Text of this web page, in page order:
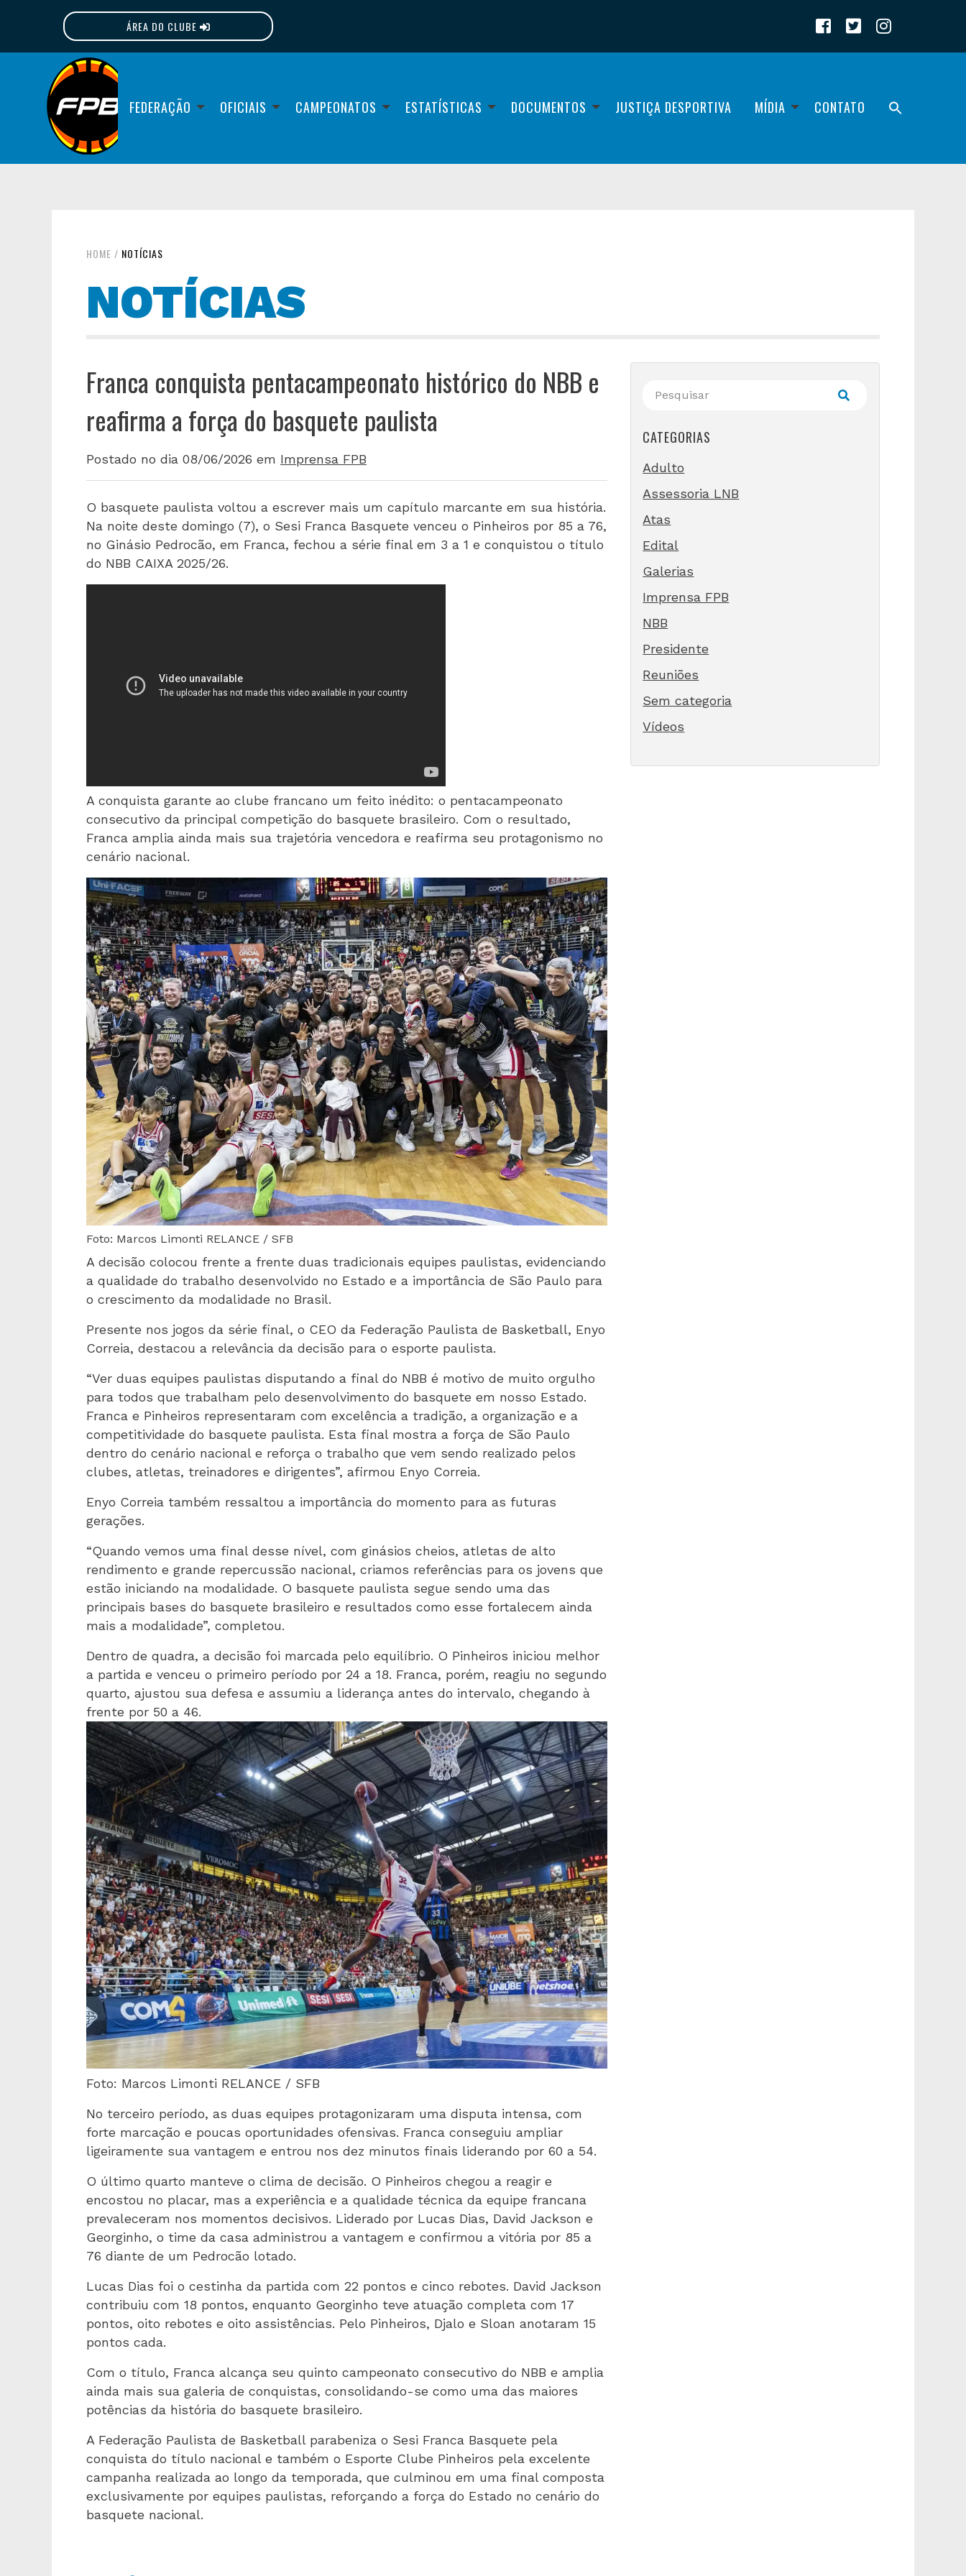
ÁREA DO CLUBE
FEDERAÇÃO OFICIAIS CAMPEONATOS ESTATÍSTICAS DOCUMENTOS JUSTIÇA DESPORTIVA MÍDIA CONTATO
HOME / NOTÍCIAS
NOTÍCIAS
Franca conquista pentacampeonato histórico do NBB e
reafirma a força do basquete paulista
Postado no dia 08/06/2026 em Imprensa FPB
O basquete paulista voltou a escrever mais um capítulo marcante em sua história.
Na noite deste domingo (7), o Sesi Franca Basquete venceu o Pinheiros por 85 a 76,
no Ginásio Pedrocão, em Franca, fechou a série final em 3 a 1 e conquistou o título
do NBB CAIXA 2025/26.
A conquista garante ao clube francano um feito inédito: o pentacampeonato
consecutivo da principal competição do basquete brasileiro. Com o resultado,
Franca amplia ainda mais sua trajetória vencedora e reafirma seu protagonismo no
cenário nacional.
Foto: Marcos Limonti RELANCE / SFB
A decisão colocou frente a frente duas tradicionais equipes paulistas, evidenciando
a qualidade do trabalho desenvolvido no Estado e a importância de São Paulo para
o crescimento da modalidade no Brasil.
Presente nos jogos da série final, o CEO da Federação Paulista de Basketball, Enyo
Correia, destacou a relevância da decisão para o esporte paulista.
“Ver duas equipes paulistas disputando a final do NBB é motivo de muito orgulho
para todos que trabalham pelo desenvolvimento do basquete em nosso Estado.
Franca e Pinheiros representaram com excelência a tradição, a organização e a
competitividade do basquete paulista. Esta final mostra a força de São Paulo
dentro do cenário nacional e reforça o trabalho que vem sendo realizado pelos
clubes, atletas, treinadores e dirigentes”, afirmou Enyo Correia.
Enyo Correia também ressaltou a importância do momento para as futuras
gerações.
“Quando vemos uma final desse nível, com ginásios cheios, atletas de alto
rendimento e grande repercussão nacional, criamos referências para os jovens que
estão iniciando na modalidade. O basquete paulista segue sendo uma das
principais bases do basquete brasileiro e resultados como esse fortalecem ainda
mais a modalidade”, completou.
Dentro de quadra, a decisão foi marcada pelo equilíbrio. O Pinheiros iniciou melhor
a partida e venceu o primeiro período por 24 a 18. Franca, porém, reagiu no segundo
quarto, ajustou sua defesa e assumiu a liderança antes do intervalo, chegando à
frente por 50 a 46.
Foto: Marcos Limonti RELANCE / SFB
No terceiro período, as duas equipes protagonizaram uma disputa intensa, com
forte marcação e poucas oportunidades ofensivas. Franca conseguiu ampliar
ligeiramente sua vantagem e entrou nos dez minutos finais liderando por 60 a 54.
O último quarto manteve o clima de decisão. O Pinheiros chegou a reagir e
encostou no placar, mas a experiência e a qualidade técnica da equipe francana
prevaleceram nos momentos decisivos. Liderado por Lucas Dias, David Jackson e
Georginho, o time da casa administrou a vantagem e confirmou a vitória por 85 a
76 diante de um Pedrocão lotado.
Lucas Dias foi o cestinha da partida com 22 pontos e cinco rebotes. David Jackson
contribuiu com 18 pontos, enquanto Georginho teve atuação completa com 17
pontos, oito rebotes e oito assistências. Pelo Pinheiros, Djalo e Sloan anotaram 15
pontos cada.
Com o título, Franca alcança seu quinto campeonato consecutivo do NBB e amplia
ainda mais sua galeria de conquistas, consolidando-se como uma das maiores
potências da história do basquete brasileiro.
A Federação Paulista de Basketball parabeniza o Sesi Franca Basquete pela
conquista do título nacional e também o Esporte Clube Pinheiros pela excelente
campanha realizada ao longo da temporada, que culminou em uma final composta
exclusivamente por equipes paulistas, reforçando a força do Estado no cenário do
basquete nacional.
CATEGORIAS
Adulto
Assessoria LNB
Atas
Edital
Galerias
Imprensa FPB
NBB
Presidente
Reuniões
Sem categoria
Vídeos